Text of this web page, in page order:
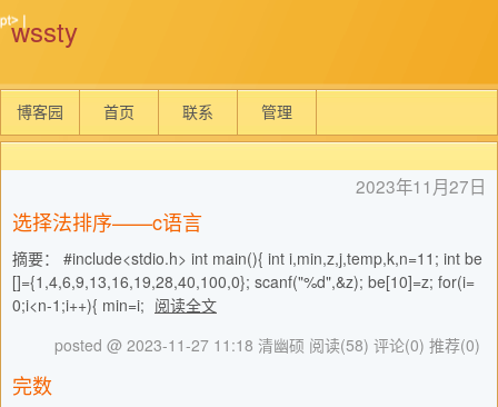
wssty
博客园 首页 联系 管理
2023年11月27日
选择法排序——c语言
摘要： #include<stdio.h> int main(){ int i,min,z,j,temp,k,n=11; int be
[]={1,4,6,9,13,16,19,28,40,100,0}; scanf("%d",&z); be[10]=z; for(i=
0;i<n-1;i++){ min=i; 阅读全文
posted @ 2023-11-27 11:18 清幽硕 阅读(58) 评论(0) 推荐(0)
完数